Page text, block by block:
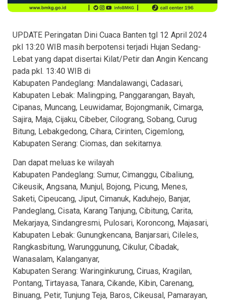
UPDATE Peringatan Dini Cuaca Banten tgl 12 April 2024
pkl 13:20 WIB masih berpotensi terjadi Hujan Sedang-
Lebat yang dapat disertai Kilat/Petir dan Angin Kencang
pada pkl. 13:40 WIB di
Kabupaten Pandeglang: Mandalawangi, Cadasari,
Kabupaten Lebak: Malingping, Panggarangan, Bayah,
Cipanas, Muncang, Leuwidamar, Bojongmanik, Cimarga,
Sajira, Maja, Cijaku, Cibeber, Cilograng, Sobang, Curug
Bitung, Lebakgedong, Cihara, Cirinten, Cigemlong,
Kabupaten Serang: Ciomas, dan sekitarnya.
Dan dapat meluas ke wilayah
Kabupaten Pandeglang: Sumur, Cimanggu, Cibaliung,
Cikeusik, Angsana, Munjul, Bojong, Picung, Menes,
Saketi, Cipeucang, Jiput, Cimanuk, Kaduhejo, Banjar,
Pandeglang, Cisata, Karang Tanjung, Cibitung, Carita,
Mekarjaya, Sindangresmi, Pulosari, Koroncong, Majasari,
Kabupaten Lebak: Gunungkencana, Banjarsari, Cileles,
Rangkasbitung, Warunggunung, Cikulur, Cibadak,
Wanasalam, Kalanganyar,
Kabupaten Serang: Waringinkurung, Ciruas, Kragilan,
Pontang, Tirtayasa, Tanara, Cikande, Kibin, Carenang,
Binuang, Petir, Tunjung Teja, Baros, Cikeusal, Pamarayan,